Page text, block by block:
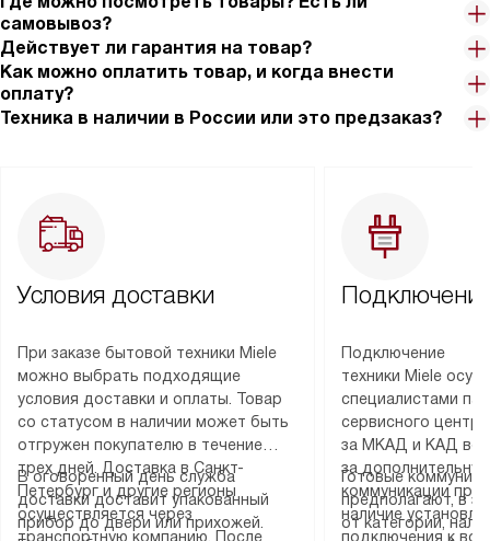
самовывоз?
Действует ли гарантия на товар?
Как можно оплатить товар, и когда внести
оплату?
Техника в наличии в России или это предзаказ?
Условия доставки
При заказе бытовой техники Miele
можно выбрать подходящие
условия доставки и оплаты. Товар
со статусом в наличии может быть
отгружен покупателю в течение
трех дней. Доставка в Санкт-
Петербург и другие регионы
осуществляется через
транспортную компанию. После
В оговоренный день служба
доставки доставит упакованный
прибор до двери или прихожей.
Подключение
техники Miele
специалистами
сервисного
за МКАД и КАД
за
коммуникации
наличие
подключения к
Готовые
предполагают, в
от категории,